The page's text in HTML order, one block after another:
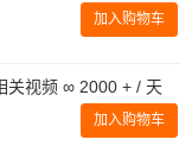
加入购物车
关视频 ∞ 2000 + / 天
加入购物车